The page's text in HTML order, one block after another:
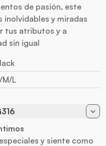
de pasión, este
y miradas
tus atributos y a
sin igual
M/L
G316
y siente como